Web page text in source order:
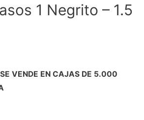
1 Negrito – 1.5
SE VENDE EN CAJAS DE 5.000